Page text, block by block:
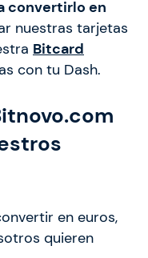
convertirlo en
nuestras tarjetas
Bitcard
con tu Dash.
en euros,
quieren